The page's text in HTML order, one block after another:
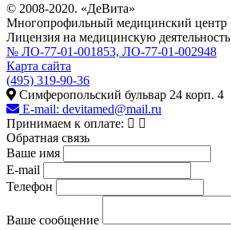
© 2008-2020. «ДеВита»
Многопрофильный медицинский центр
Лицензия на медицинскую деятельность
№ ЛО-77-01-001853, ЛО-77-01-002948
Карта сайта
(495) 319-90-36
Симферопольский бульвар 24 корп. 4
E-mail: devitamed@mail.ru
Принимаем к оплате:
Обратная связь
Ваше имя
E-mail
Телефон
Ваше сообщение